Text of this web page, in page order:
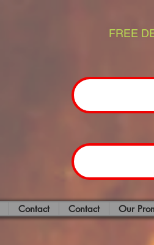
FREE
Contact Contact Our